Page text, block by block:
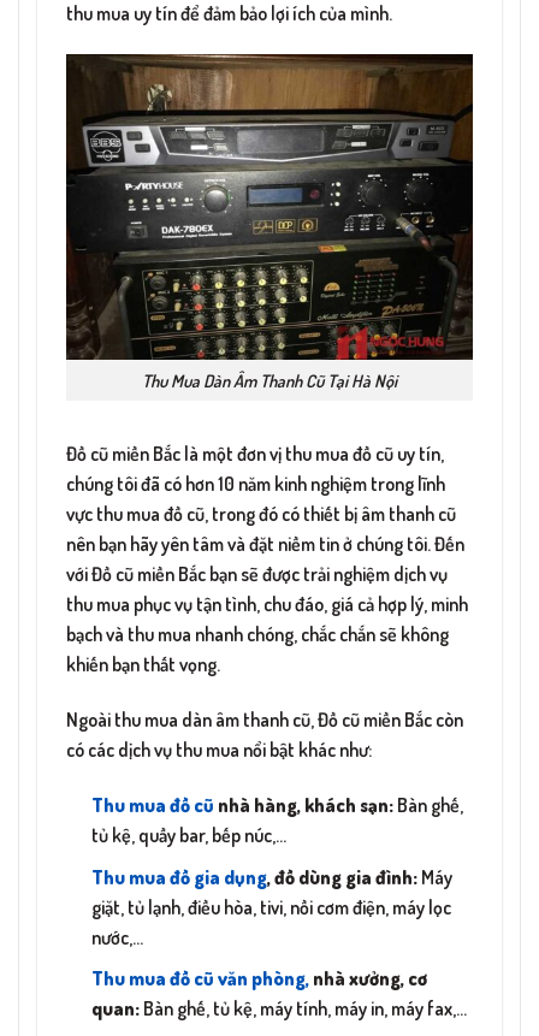
thu mua uy tín để đảm bảo lợi ích của mình.
Thu Mua Dàn Âm Thanh Cũ Tại Hà Nội
Đồ cũ miền Bắc là một đơn vị thu mua đồ cũ uy tín,
chúng tôi đã có hơn 10 năm kinh nghiệm trong lĩnh
vực thu mua đồ cũ, trong đó có thiết bị âm thanh cũ
nên bạn hãy yên tâm và đặt niềm tin ở chúng tôi. Đến
với Đồ cũ miền Bắc bạn sẽ được trải nghiệm dịch vụ
thu mua phục vụ tận tình, chu đáo, giá cả hợp lý, minh
bạch và thu mua nhanh chóng, chắc chắn sẽ không
khiến bạn thất vọng.
Ngoài thu mua dàn âm thanh cũ, Đồ cũ miền Bắc còn
có các dịch vụ thu mua nổi bật khác như:
Thu mua đồ cũ nhà hàng, khách sạn:Bàn ghế,
tủ kệ, quầy bar, bếp núc,…
Thu mua đồ gia dụng, đồ dùng gia đình:Máy
giặt, tủ lạnh, điều hòa, tivi, nồi cơm điện, máy lọc
nước,…
Thu mua đồ cũ văn phòng,nhà xưởng, cơ
quan:Bàn ghế, tủ kệ, máy tính, máy in, máy fax,…